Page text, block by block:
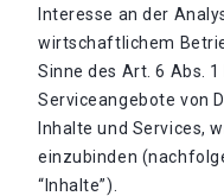
Interesse an der
wirtschaftlichem
Sinne des Art. 6 Abs.
Serviceangebote von
Inhalte und Services,
einzubinden
“Inhalte”).